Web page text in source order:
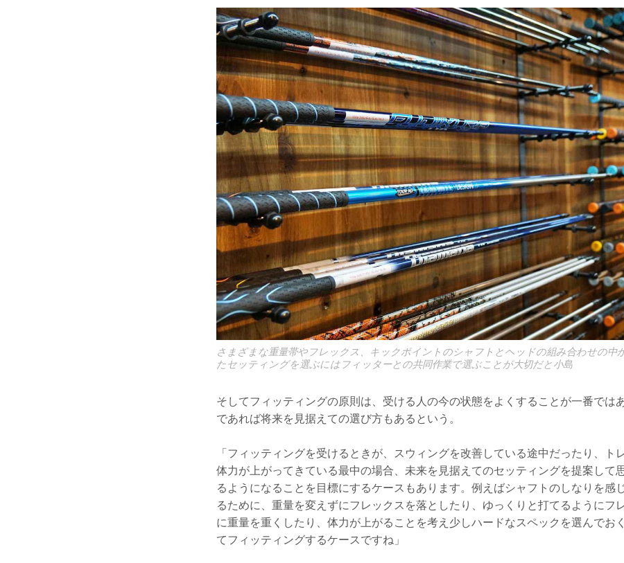
さまざまな重量帯やフレックス、キックポイントのシャフトとヘッドの組み合わせの中
たセッティングを選ぶにはフィッターとの共同作業で選ぶことが大切だと小島
そしてフィッティングの原則は、受ける人の今の状態をよくすることが一番では
であれば将来を見据えての選び方もあるという。
「フィッティングを受けるときが、スウィングを改善している途中だったり、ト
体力が上がってきている最中の場合、未来を見据えてのセッティングを提案して
るようになることを目標にするケースもあります。例えばシャフトのしなりを感
るために、重量を変えずにフレックスを落としたり、ゆっくりと打てるようにフ
に重量を重くしたり、体力が上がることを考え少しハードなスペックを選んでお
てフィッティングするケースですね」